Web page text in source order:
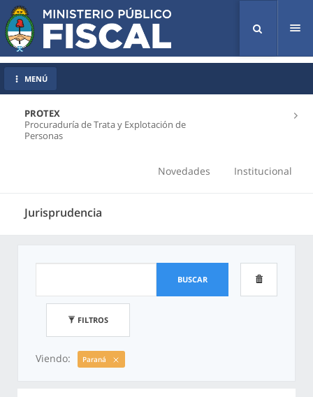
PROTEX
Procuraduría de Trata y Explotación de
Personas
Novedades Institucional
Jurisprudencia
MENÚ
BUSCAR
FILTROS
Viendo: Paraná